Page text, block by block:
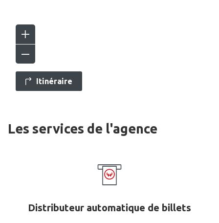
Itinéraire
Les services de l'agence
Distributeur automatique de billets